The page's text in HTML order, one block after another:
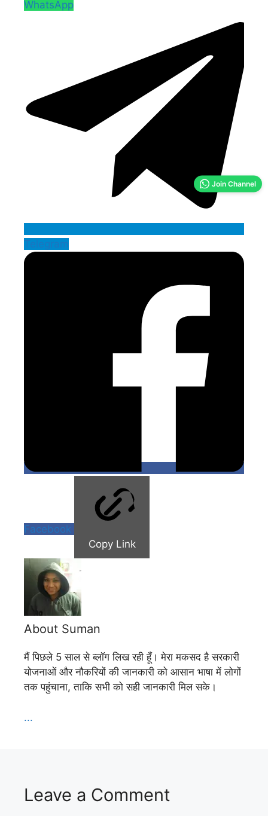
WhatsApp
Telegram
Facebook
Copy Link
About Suman
मैं पिछले 5 साल से ब्लॉग लिख रही हूँ। मेरा मकसद है सरकारी
योजनाओं और नौकरियों की जानकारी को आसान भाषा में लोगों
तक पहुंचाना, ताकि सभी को सही जानकारी मिल सके।
...
Leave a Comment
Join Channel